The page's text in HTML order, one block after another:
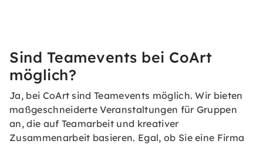
Sind Teamevents bei CoArt
möglich?
Ja, bei CoArt sind Teamevents möglich. Wir bieten
maßgeschneiderte Veranstaltungen für Gruppen
an, die auf Teamarbeit und kreativer
Zusammenarbeit basieren. Egal, ob Sie eine Firma